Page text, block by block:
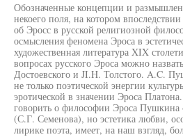
Обозначенные концепции и
некоего поля, на котором
об Эросс в русской религиозной
осмысления феномена Эроса в
художественная литература XIX
вопросах русского Эроса можно
Достоевского и JI.H. Толстого. A.C.
не только поэтической энергии
эротической в значении Эроса
говорить о философии Эроса Пушкина
(С.Г. Семенова), но эстетика любви,
лирике поэта, имеет, на наш взгляд,